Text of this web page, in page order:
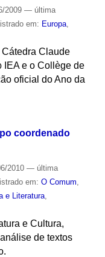
2009 — última
em: Europa,
Claude
IEA e o Collège de
oficial do Ano da
coordenado
2010 — última
em: O Comum
e Literatura,
e Cultura,
de textos